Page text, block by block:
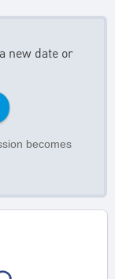
new date or
becomes